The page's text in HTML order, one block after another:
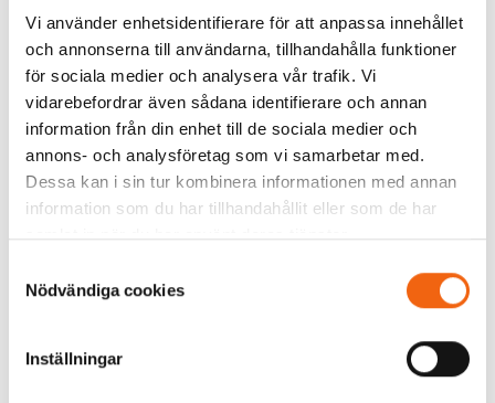
Vi använder enhetsidentifierare för att anpassa innehållet
och annonserna till användarna, tillhandahålla funktioner
för sociala medier och analysera vår trafik. Vi
vidarebefordrar även sådana identifierare och annan
information från din enhet till de sociala medier och
annons- och analysföretag som vi samarbetar med.
Dessa kan i sin tur kombinera informationen med annan
information som du har tillhandahållit eller som de har
samlat in när du har använt deras tjänster.
Nödvändiga cookies
Inställningar
Tillbaka